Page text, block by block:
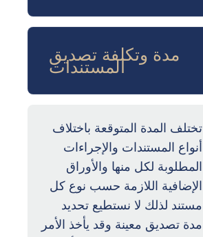
مدة وتكلفة تصديق
المستندات
تختلف المدة المتوقعة باختلاف
أنواع المستندات والإجراءات
المطلوبة لكل منها والأوراق
الإضافية اللازمة حسب نوع كل
مستند لذلك لا نستطيع تحديد
مدة تصديق معينة وقد يأخذ الأمر